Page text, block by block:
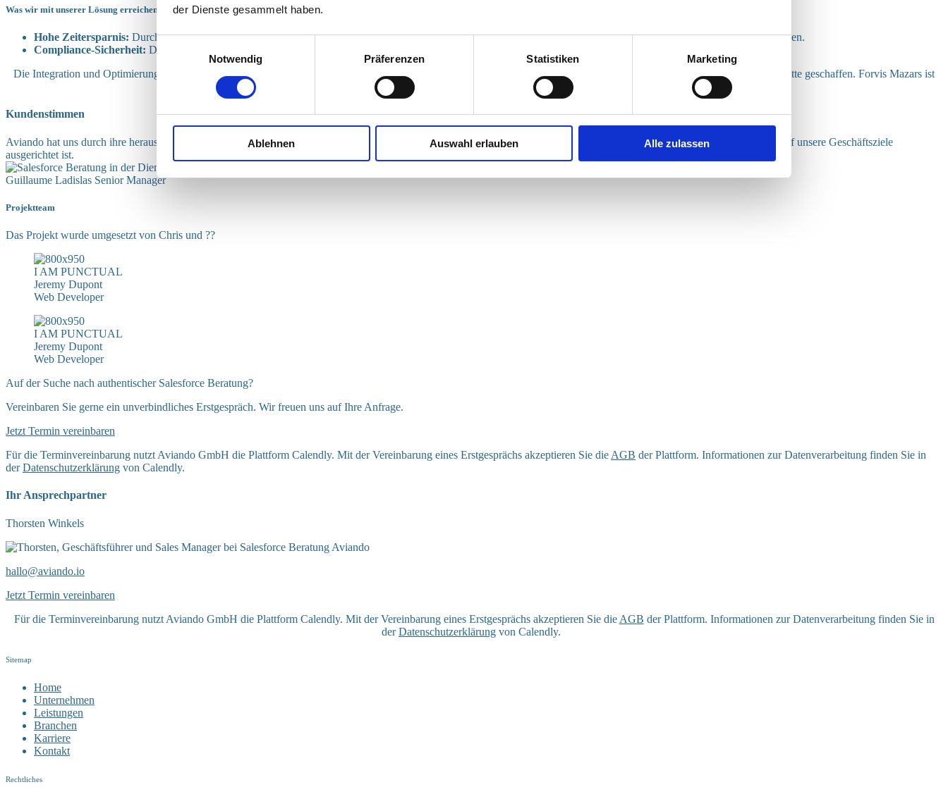
der Dienste gesammelt haben.
Einwilligungsauswahl
Notwendig
Präferenzen Statistiken Marketing
Ablehnen Auswahl erlauben Alle zulassen
Was wir mit unserer Lösung erreichen konnten
Hohe Zeitersparnis: Durch die Automatisierung und Bündelung unterschiedlicher Prozesse in einem zentralen System konnten Arbeitsabläufe deutlich beschleunigt werden.
Compliance-Sicherheit: Die Einhaltung von Compliance-Vorgaben ist durch fest verankerte Berechtigungsschritte im Prozess garantiert.
Die Integration und Optimierung der Compliance-Prozesse in Salesforce hat nicht nur Effizienzgewinne gebracht, sondern auch die Grundlage für weitere Digitalisierungsschritte geschaffen. Forvis Mazars ist
damit optimal aufgestellt, um zukünftige Herausforderungen proaktiv zu meistern.
Kundenstimmen
Aviando hat uns durch ihre herausragende Kompetenz beeindruckt, unsere Anforderungen präzise zu erfassen und daraus eine strategische Lösung zu entwickeln, die optimal auf unsere Geschäftsziele
ausgerichtet ist.
Guillaume Ladislas Senior Manager
Projektteam
Das Projekt wurde umgesetzt von Chris und ??
I AM PUNCTUAL
Jeremy Dupont
Web Developer
I AM PUNCTUAL
Jeremy Dupont
Web Developer
Auf der Suche nach authentischer Salesforce Beratung?
Vereinbaren Sie gerne ein unverbindliches Erstgespräch. Wir freuen uns auf Ihre Anfrage.
Jetzt Termin vereinbaren
Für die Terminvereinbarung nutzt Aviando GmbH die Plattform Calendly. Mit der Vereinbarung eines Erstgesprächs akzeptieren Sie die AGB der Plattform. Informationen zur Datenverarbeitung finden Sie in
derDatenschutzerklärung von Calendly.
Ihr Ansprechpartner
Thorsten Winkels
hallo@aviando.io
Jetzt Termin vereinbaren
Für die Terminvereinbarung nutzt Aviando GmbH die Plattform Calendly. Mit der Vereinbarung eines Erstgesprächs akzeptieren Sie die AGB der Plattform. Informationen zur Datenverarbeitung finden Sie in
derDatenschutzerklärung von Calendly.
Sitemap
Home
Unternehmen
Leistungen
Branchen
Karriere
Kontakt
Rechtliches